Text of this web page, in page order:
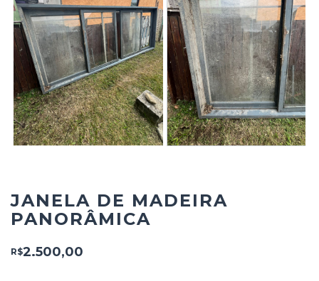
JANELA DE MADEIRA
PANORÂMICA
R$2.500,00